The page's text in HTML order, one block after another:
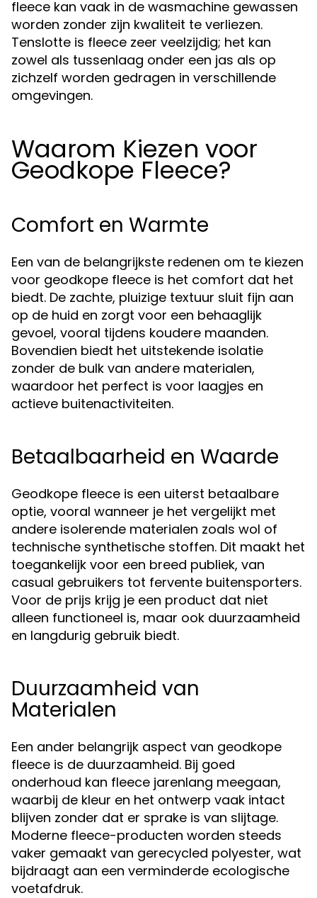
fleece kan vaak in de wasmachine gewassen
worden zonder zijn kwaliteit te verliezen.
Tenslotte is fleece zeer veelzijdig; het kan
zowel als tussenlaag onder een jas als op
zichzelf worden gedragen in verschillende
omgevingen.
Waarom Kiezen voor
Geodkope Fleece?
Comfort en Warmte
Een van de belangrijkste redenen om te kiezen
voor geodkope fleece is het comfort dat het
biedt. De zachte, pluizige textuur sluit fijn aan
op de huid en zorgt voor een behaaglijk
gevoel, vooral tijdens koudere maanden.
Bovendien biedt het uitstekende isolatie
zonder de bulk van andere materialen,
waardoor het perfect is voor laagjes en
actieve buitenactiviteiten.
Betaalbaarheid en Waarde
Geodkope fleece is een uiterst betaalbare
optie, vooral wanneer je het vergelijkt met
andere isolerende materialen zoals wol of
technische synthetische stoffen. Dit maakt het
toegankelijk voor een breed publiek, van
casual gebruikers tot fervente buitensporters.
Voor de prijs krijg je een product dat niet
alleen functioneel is, maar ook duurzaamheid
en langdurig gebruik biedt.
Duurzaamheid van
Materialen
Een ander belangrijk aspect van geodkope
fleece is de duurzaamheid. Bij goed
onderhoud kan fleece jarenlang meegaan,
waarbij de kleur en het ontwerp vaak intact
blijven zonder dat er sprake is van slijtage.
Moderne fleece-producten worden steeds
vaker gemaakt van gerecycled polyester, wat
bijdraagt aan een verminderde ecologische
voetafdruk.